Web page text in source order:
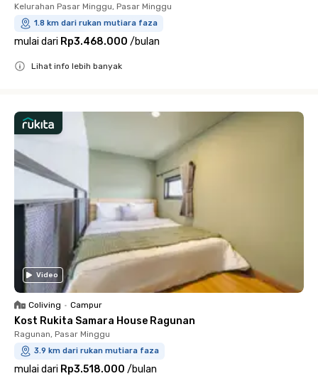
Kelurahan Pasar Minggu, Pasar Minggu
1.8 km dari rukan mutiara faza
mulai dari Rp3.468.000 /bulan
Lihat info lebih banyak
Video
Coliving • Campur
Kost Rukita Samara House Ragunan
Ragunan, Pasar Minggu
3.9 km dari rukan mutiara faza
mulai dari Rp3.518.000 /bulan